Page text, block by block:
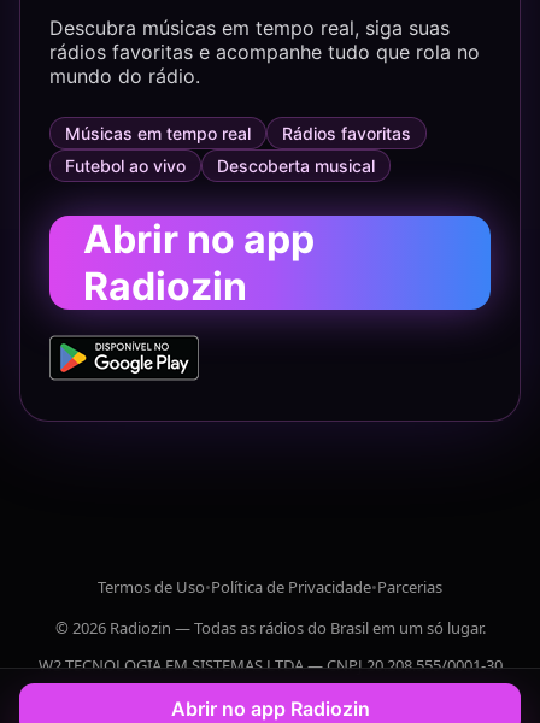
Descubra músicas em tempo real, siga suas
rádios favoritas e acompanhe tudo que rola no
mundo do rádio.
Músicas em tempo real
Rádios favoritas
Futebol ao vivo
Descoberta musical
Abrir no app
Radiozin
Termos de Uso•Política de Privacidade•Parcerias
© 2026 Radiozin — Todas as rádios do Brasil em um só lugar.
W2 TECNOLOGIA EM SISTEMAS LTDA — CNPJ 20.208.555/0001-30
Abrir no app Radiozin